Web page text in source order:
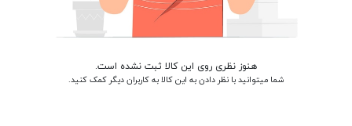
هنوز نظری روی این کالا ثبت نشده است.
شما میتوانید با نظر دادن به این کالا به کاربران دیگر کمک کنید.